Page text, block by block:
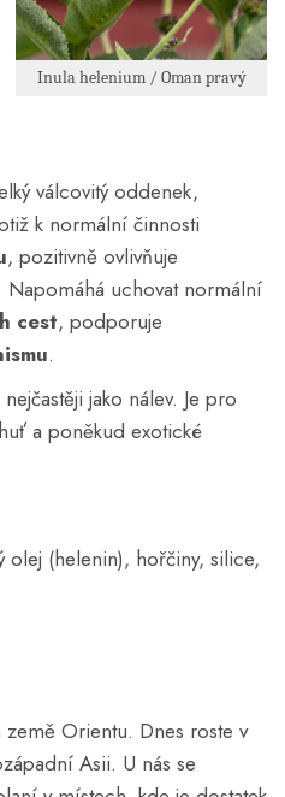
Inula helenium / Oman pravý
válcovitý oddenek,
k normální činnosti
, pozitivně ovlivňuje
Napomáhá uchovat normální
cest, podporuje
.
jako nálev. Je pro
a poněkud exotické
olej (helenin), hořčiny, silice,
země Orientu. Dnes roste v
Asii. U nás se